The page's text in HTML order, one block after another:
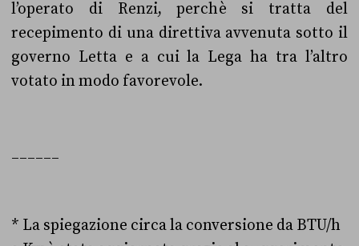
l’operato di Renzi, perchè si tratta del
recepimento di una direttiva avvenuta sotto il
governo Letta e a cui la Lega ha tra l’altro
votato in modo favorevole.
______
* La spiegazione circa la conversione da BTU/h